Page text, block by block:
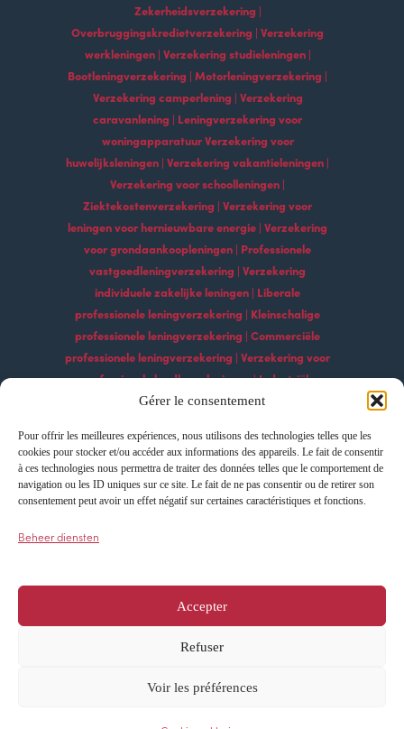
Gérer le consentement
Pour offrir les meilleures expériences, nous utilisons des technologies telles que les
cookies pour stocker et/ou accéder aux informations des appareils. Le fait de consentir
à ces technologies nous permettra de traiter des données telles que le comportement de
navigation ou les ID uniques sur ce site. Le fait de ne pas consentir ou de retirer son
consentement peut avoir un effet négatif sur certaines caractéristiques et fonctions.
Beheer diensten
Accepter
Refuser
Voir les préférences
Zekerheidsverzekering |
Overbruggingskredietverzekering | Verzekering
werkleningen | Verzekering studieleningen |
Bootleningverzekering | Motorleningverzekering |
Verzekering camperlening | Verzekering
caravanlening | Leningverzekering voor
woningapparatuur Verzekering voor
huwelijksleningen | Verzekering vakantieleningen |
Verzekering voor schoolleningen |
Ziektekostenverzekering | Verzekering voor
leningen voor hernieuwbare energie | Verzekering
voor grondaankoopleningen | Professionele
vastgoedleningverzekering | Verzekering
individuele zakelijke leningen | Liberale
professionele leningverzekering | Kleinschalige
professionele leningverzekering | Commerciële
professionele leningverzekering | Verzekering voor
professionele landbouwleningen | Industriële
professionele leningverzekering | Professionele
leningverzekeringsdiensten | Professionele
technologische leningverzekering Professionele
exportleningverzekering | Professionele
leningverzekering importeren | Leningverzekering
Alle rechten voorbehouden – AFI ESCA ©